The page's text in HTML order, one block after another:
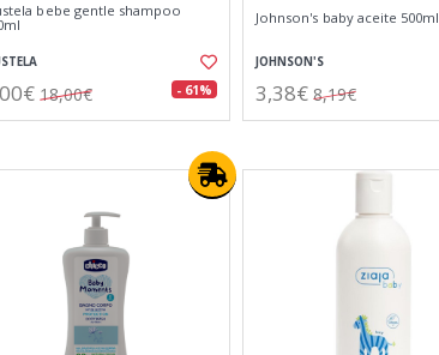
bebe gentle shampoo
18,00€ - 61%
Johnson's baby aceite 500ml
JOHNSON'S
3,38€ 8,19€